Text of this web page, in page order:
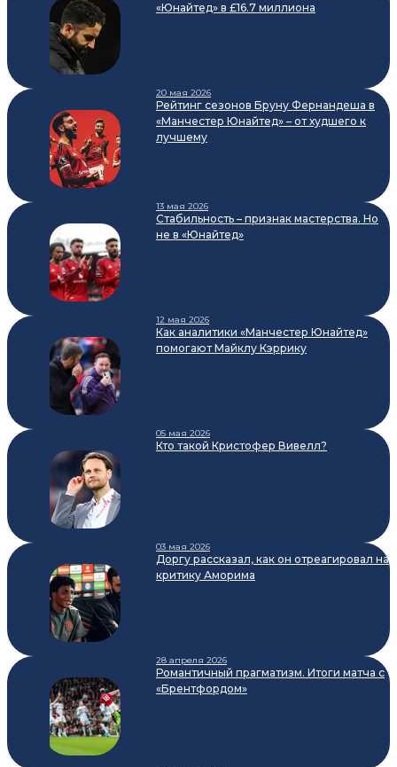
«Юнайтед» в £16.7 миллиона
20 мая 2026
Рейтинг сезонов Бруну Фернандеша в
«Манчестер Юнайтед» – от худшего к
лучшему
13 мая 2026
Стабильность – признак мастерства. Но
не в «Юнайтед»
12 мая 2026
Как аналитики «Манчестер Юнайтед»
помогают Майклу Кэррику
05 мая 2026
Кто такой Кристофер Вивелл?
03 мая 2026
Доргу рассказал, как он отреагировал на
критику Аморима
28 апреля 2026
Романтичный прагматизм. Итоги матча с
«Брентфордом»